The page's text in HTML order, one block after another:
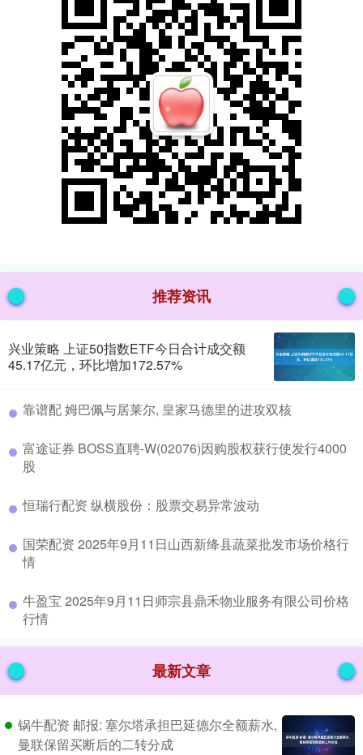
推荐资讯
兴业策略 上证50指数ETF今日合计成交额
45.17亿元，环比增加172.57%
​靠谱配 姆巴佩与居莱尔, 皇家马德里的进攻双核
​富途证券 BOSS直聘-W(02076)因购股权获行使发行4000
股
​恒瑞行配资 纵横股份：股票交易异常波动
​国荣配资 2025年9月11日山西新绛县蔬菜批发市场价格行
情
​牛盈宝 2025年9月11日师宗县鼎禾物业服务有限公司价格
行情
最新文章
锅牛配资 邮报: 塞尔塔承担巴延德尔全额薪水,
曼联保留买断后的二转分成